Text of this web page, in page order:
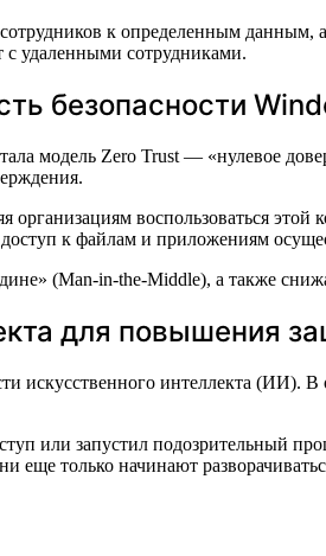
к определенным данным,
с удаленными сотрудниками.
безопасности
модель Zero Trust — «нулевое
организациям воспользоваться
к файлам и приложениям
(Man-in-the-Middle), а также
для повышения
искусственного интеллекта
или запустил подозрительный
еще только начинают